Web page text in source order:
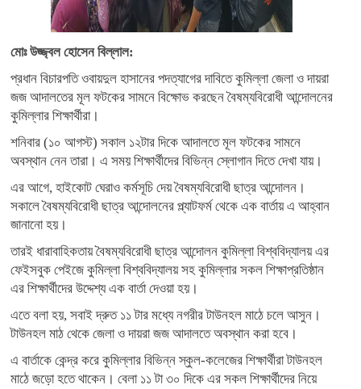
মোঃ উজ্জ্বল হোসেন বিল্লাল:
প্রধান বিচারপতি ওবায়দুল হাসানের পদত্যাগের দাবিতে কুমিল্লা জেলা ও দায়রা
জজ আদালতের মূল ফটকের সামনে বিক্ষোভ করছেন বৈষম্যবিরোধী আন্দোলনের
কুমিল্লার শিক্ষার্থীরা।
শনিবার (১০ আগস্ট) সকাল ১২টার দিকে আদালতে মূল ফটকের সামনে
অবস্থান নেন তারা। এ সময় শিক্ষার্থীদের বিভিন্ন স্লোগান দিতে দেখা যায়।
এর আগে, হাইকোট ঘেরাও কর্মসূচি দেয় বৈষম্যবিরোধী ছাত্র আন্দোলন।
সকালে বৈষম্যবিরোধী ছাত্র আন্দোলনের প্ল্যাটফর্ম থেকে এক বার্তায় এ আহ্বান
জানানো হয়।
তারই ধারাবাহিকতায় বৈষম্যবিরোধী ছাত্র আন্দোলন কুমিল্লা বিশ্ববিদ্যালয় এর
ফেইসবুক পেইজে কুমিল্লা বিশ্ববিদ্যালয় সহ কুমিল্লার সকল শিক্ষাপ্রতিষ্ঠান
এর শিক্ষার্থীদের উদ্দেশ্য এক বার্তা দেওয়া হয়।
এতে বলা হয়, সবাই দ্রুত ১১ টার মধ্যে নগরীর টাউনহল মাঠে চলে আসুন।
টাউনহল মাঠ থেকে জেলা ও দায়রা জজ আদালতে অবস্থান করা হবে।
এ বার্তাকে কেন্দ্র করে কুমিল্লার বিভিন্ন স্কুল-কলেজের শিক্ষার্থীরা টাউনহল
মাঠে জড়ো হতে থাকেন। বেলা ১১ টা ৩০ দিকে এর সকল শিক্ষার্থীদের নিয়ে